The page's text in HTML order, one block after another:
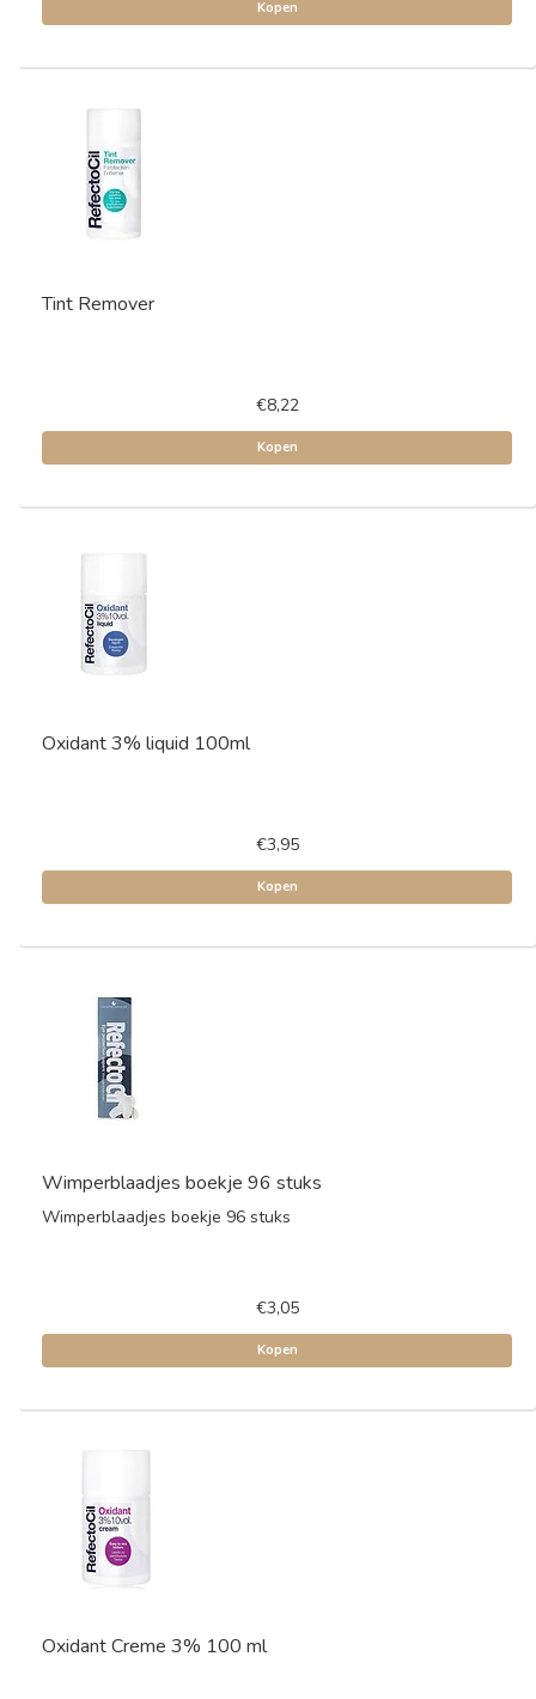
Kopen
Tint Remover
€8,22
Kopen
Oxidant 3% liquid 100ml
€3,95
Kopen
Wimperblaadjes boekje 96 stuks
Wimperblaadjes boekje 96 stuks
€3,05
Kopen
Oxidant Creme 3% 100 ml